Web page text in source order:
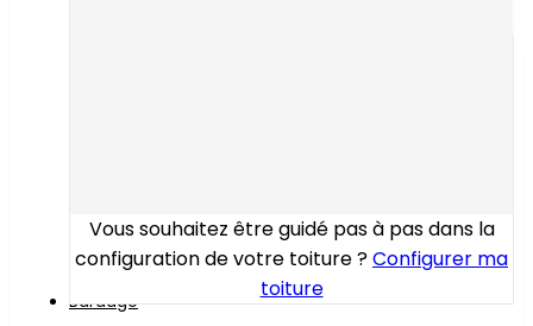
Vous souhaitez être guidé pas à pas dans la
configuration de votre toiture ?Configurer ma
toiture
Bardage